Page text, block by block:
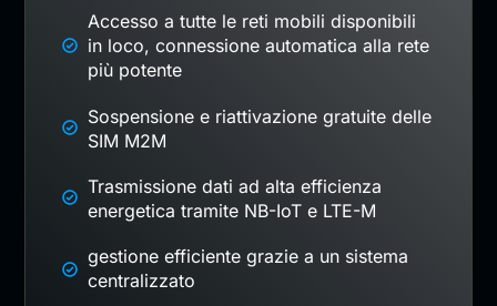
Accesso a tutte le reti mobili disponibili
in loco, connessione automatica alla rete
più potente
Sospensione e riattivazione gratuite delle
SIM M2M
Trasmissione dati ad alta efficienza
energetica tramite NB-IoT e LTE-M
gestione efficiente grazie a un sistema
centralizzato